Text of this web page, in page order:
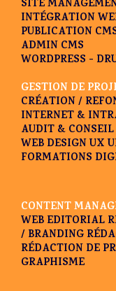
SITE
INTÉGRATION
PUBLICATION
ADMIN CMS
WORDPRESS -
GESTION DE
CRÉATION /
INTERNET &
AUDIT & CONSEIL
WEB DESIGN UX
FORMATIONS
CONTENT
WEB EDITORIAL
/ BRANDING
RÉDACTION DE
GRAPHISME